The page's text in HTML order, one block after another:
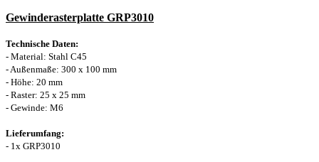
Gewinderasterplatte GRP3010
Technische Daten:
- Material: Stahl C45
- Außenmaße: 300 x 100 mm
- Höhe: 20 mm
- Raster: 25 x 25 mm
- Gewinde: M6
Lieferumfang:
- 1x GRP3010